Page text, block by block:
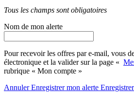
Tous les champs sont obligatoires
Nom de mon alerte
Pour recevoir les offres par e-mail, vous
électronique et la valider sur la page «
rubrique « Mon compte »
AnnulerEnregistrer mon alerte Enregistrer